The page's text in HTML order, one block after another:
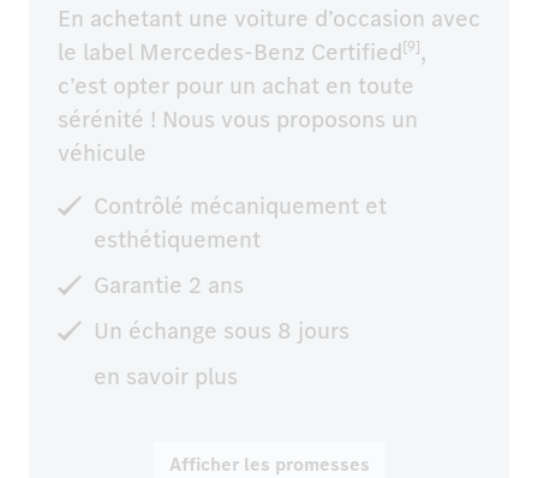
En achetant une voiture d’occasion avec
le label Mercedes-Benz Certified[9],
c’est opter pour un achat en toute
sérénité ! Nous vous proposons un
véhicule
Contrôlé mécaniquement et
esthétiquement
Garantie 2 ans
Un échange sous 8 jours
en savoir plus
Afficher les promesses